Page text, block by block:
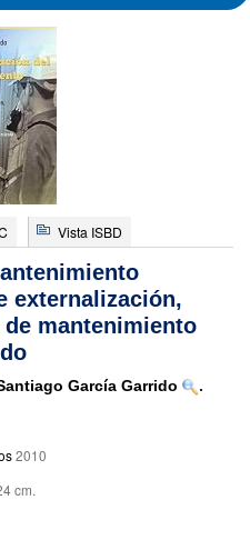
Vista ISBD
externalización,
mantenimiento
García Garrido .
2010
cm.